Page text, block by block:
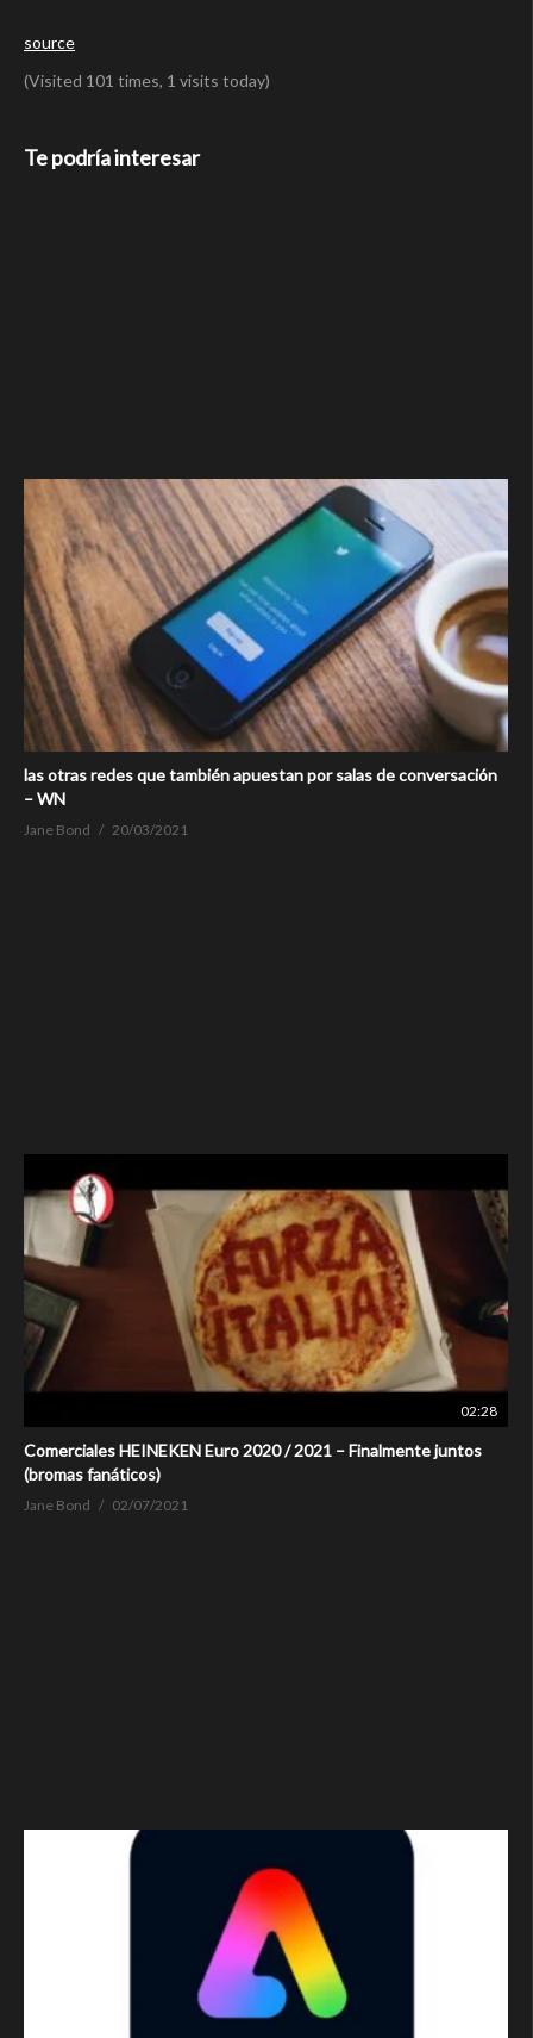
source
(Visited 101 times, 1 visits today)
Te podría interesar
las otras redes que también apuestan por salas de conversación
– WN
Jane Bond 20/03/2021
02:28
Comerciales HEINEKEN Euro 2020 / 2021 – Finalmente juntos
(bromas fanáticos)
Jane Bond 02/07/2021